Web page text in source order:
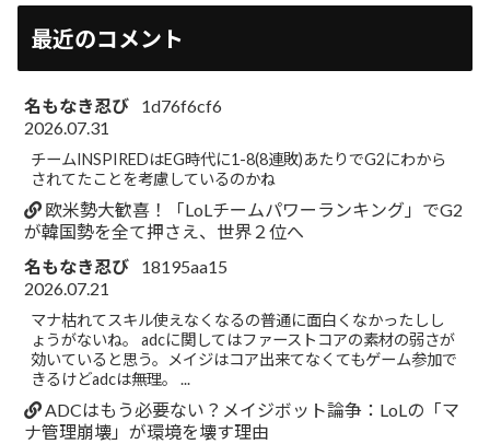
最近のコメント
名もなき忍び
1d76f6cf6
2026.07.31
チームINSPIREDはEG時代に1-8(8連敗)あたりでG2にわから
されてたことを考慮しているのかね
欧米勢大歓喜！「LoLチームパワーランキング」でG2
が韓国勢を全て押さえ、世界２位へ
名もなき忍び
18195aa15
2026.07.21
マナ枯れてスキル使えなくなるの普通に面白くなかったしし
ょうがないね。 adcに関してはファーストコアの素材の弱さが
効いていると思う。メイジはコア出来てなくてもゲーム参加で
きるけどadcは無理。 ...
ADCはもう必要ない？メイジボット論争：LoLの「マ
ナ管理崩壊」が環境を壊す理由